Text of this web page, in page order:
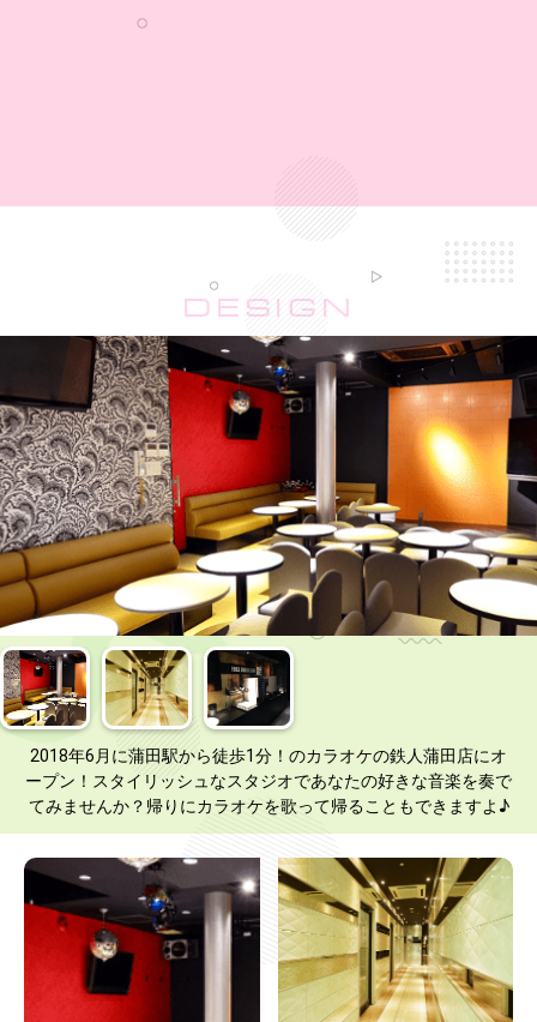
DESIGN
2018年6月に蒲田駅から徒歩1分！のカラオケの鉄人蒲田店にオ
ープン！スタイリッシュなスタジオであなたの好きな音楽を奏で
てみませんか？帰りにカラオケを歌って帰ることもできますよ♪